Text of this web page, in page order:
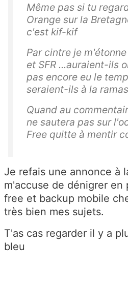
Même pas si tu
Orange sur la
c'est kif-kif
Par cintre je
et SFR ...auraient-ils
pas encore eu le
seraient-ils à la
Quand au
ne sautera pas sur
Free quitte à mentir
Je refais une annonce à
m'accuse de dénigrer en
free et backup mobile
très bien mes sujets.
T'as cas regarder il y a
bleu